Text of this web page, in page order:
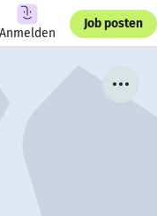
Anmelden
Job posten